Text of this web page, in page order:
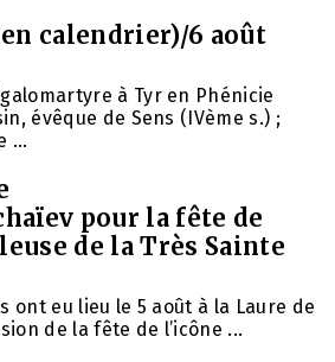
calendrier)/6 août
à Tyr en Phénicie
évêque de Sens (IVème s.) ;
...
pour la fête de
de la Très Sainte
ont eu lieu le 5 août à la Laure de
de la fête de l’icône ...